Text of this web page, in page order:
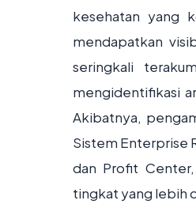
kesehatan yang
mendapatkan
seringkali
mengidentifikasi
Akibatnya,
Sistem Enterprise
dan Profit
tingkat yang lebih